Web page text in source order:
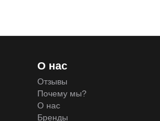
О нас
Отзывы
Почему мы?
О нас
Бренды